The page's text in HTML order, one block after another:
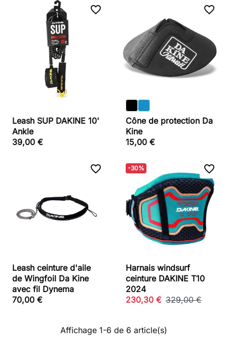
favorite_border
Leash SUP DAKINE 10'
Ankle
39,00 €
favorite_border
Cône de protection Da
Kine
15,00 €
favorite_border
Leash ceinture d'aile
de Wingfoil Da Kine
avec fil Dynema
70,00 €
-30% favorite_border
Harnais windsurf
ceinture DAKINE T10
2024
230,30 € 329,00 €
Affichage 1-6 de 6 article(s)